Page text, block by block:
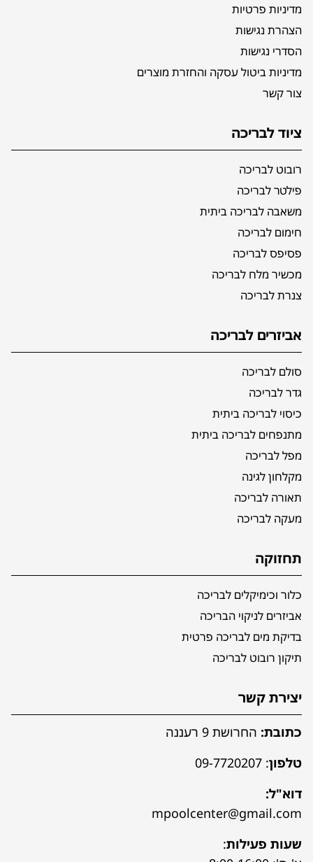
מדיניות פרטיות
הצהרת נגישות
הסדרי נגישות
מדיניות ביטול עסקה והחזרת מוצרים
צור קשר
ציוד לבריכה
רובוט לבריכה
פילטר לבריכה
משאבה לבריכה ביתית
חימום לבריכה
פסיפס לבריכה
מכשיר מלח לבריכה
צנרת לבריכה
אביזרים לבריכה
סולם לבריכה
גדר לבריכה
כיסוי לבריכה ביתית
מתנפחים לבריכה ביתית
מפל לבריכה
מקלחון לגינה
תאורה לבריכה
מעקה לבריכה
תחזוקה
כלור וכימיקלים לבריכה
אביזרים לניקוי הבריכה
בדיקת מים לבריכה פרטית
תיקון רובוט לבריכה
יצירת קשר
כתובת: החרושת 9 רעננה
טלפון:
09-7720207
דוא"ל:
mpoolcenter@gmail.com
שעות פעילות: